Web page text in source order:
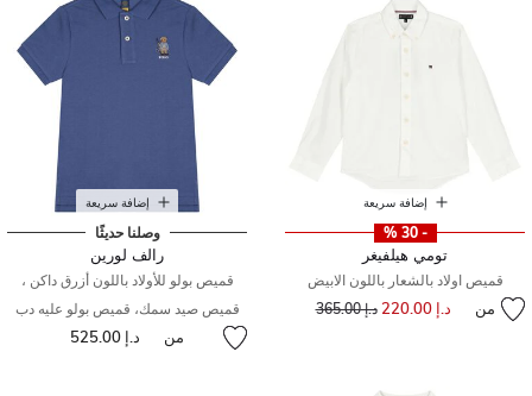
إضافة سريعة
- 30 %
تومي هيلفيغر
قميص اولاد بالشعار باللون الابيض
من د.إ 220.00 سعر مخفض مند.إ 365.00
إضافة سريعة
وصلنا حديثًا
رالف لورين
قميص بولو للأولاد باللون أزرق داكن ،
قميص صيد سمك، قميص بولو عليه دب
من د.إ 525.00